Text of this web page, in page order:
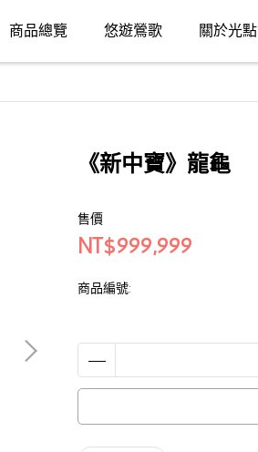
商品總覽 悠遊鶯歌 關於光點
《新中寶》龍龜
售價
NT$999,999
商品編號: